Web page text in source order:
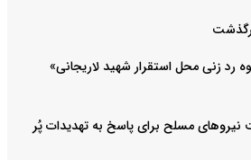
رد زنی محل استقرار شهید لاریجانی»
مسلح برای پاسخ به تهدیدات پُر